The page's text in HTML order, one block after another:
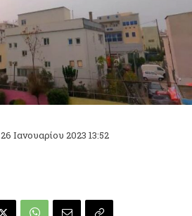
26 Ιανουαρίου 2023 13:52